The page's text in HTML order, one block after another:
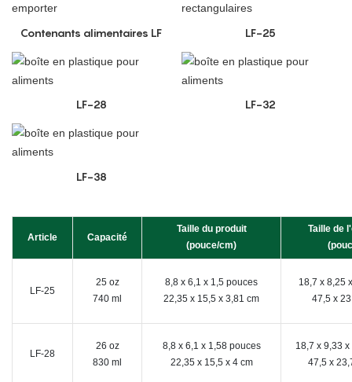
Contenants alimentaires LF LF-25
LF-28 LF-32
LF-38
Article Capacité
Taille du produit
(pouce/cm)
Taille de
LF-25
25 oz
740 ml
8,8 x 6,1 x 1,5 pouces
22,35 x 15,5 x 3,81 cm
18,7 x 8,25
47,5 x
LF-28
26 oz
830 ml
8,8 x 6,1 x 1,58 pouces
22,35 x 15,5 x 4 cm
18,7 x 9,33
47,5 x